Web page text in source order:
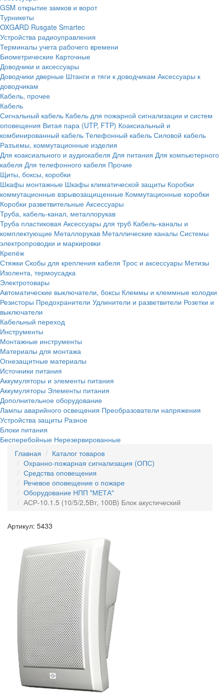
GSM открытие замков и ворот
Турникеты
OXGARD Rusgate Smartec
Устройства радиоуправления
Терминалы учета рабочего времени
Биометрические Карточные
Доводчики и аксессуары
Доводчики дверные Штанги и тяги к доводчикам Аксессуары к
доводчикам
Кабель, прочее
Кабель
Сигнальный кабель Кабель для пожарной сигнализации и систем
оповещения Витая пара (UTP, FTP) Коаксиальный и
комбинированный кабель Телефонный кабель Силовой кабель
Разъемы, коммутационные изделия
Для коаксиального и аудиокабеля Для питания Для компьютерного
кабеля Для телефонного кабеля Прочие
Щиты, боксы, коробки
Шкафы монтажные Шкафы климатической защиты Коробки
коммутационные взрывозащищенные Коммутационные коробки
Коробки разветвительные Аксессуары
Труба, кабель-канал, металлорукав
Труба пластиковая Аксессуары для труб Кабель-каналы и
комплектующие Металлорукав Металлические каналы Системы
электропроводки и маркировки
Крепёж
Стяжки Скобы для крепления кабеля Трос и аксессуары Метизы
Изолента, термоусадка
Электротовары
Автоматические выключатели, боксы Клеммы и клеммные колодки
Резисторы Предохранители Удлинители и разветвители Розетки и
выключатели
Кабельный переход
Инструменты
Монтажные инструменты
Материалы для монтажа
Огнезащитные материалы
Источники питания
Аккумуляторы и элементы питания
Аккумуляторы Элементы питания
Дополнительное оборудование
Лампы аварийного освещения Преобразователи напряжения
Устройства защиты Разное
Блоки питания
Бесперебойные Нерезервированные
Главная
Каталог товаров
Охранно-пожарная сигнализация (ОПС)
Средства оповещения
Речевое оповещение о пожаре
Оборудование НПП "МЕТА"
АСР-10.1.5 (10/5/2,5Вт, 100В) Блок акустический
Артикул: 5433